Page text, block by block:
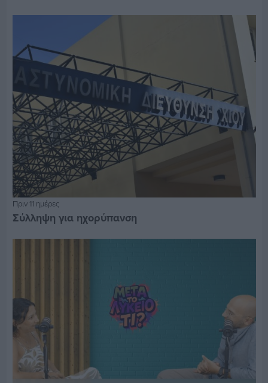
Πριν 11 ημέρες
Σύλληψη για ηχορύπανση